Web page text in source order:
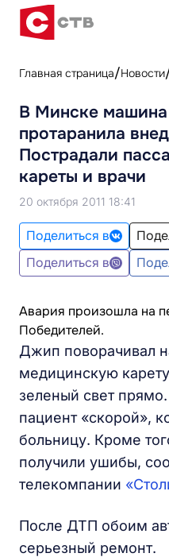
Главная страница Новости
В Минске
протаранила
Пострадали
кареты и врачи
20 октября 2011 18:41
Поделиться в
Поделиться в
Авария произошла на
Победителей.
Джип поворачивал
медицинскую
зеленый свет
пациент «скорой»,
больницу. Кроме
получили ушибы,
телекомпании
После ДТП обоим
серьезный ремонт.